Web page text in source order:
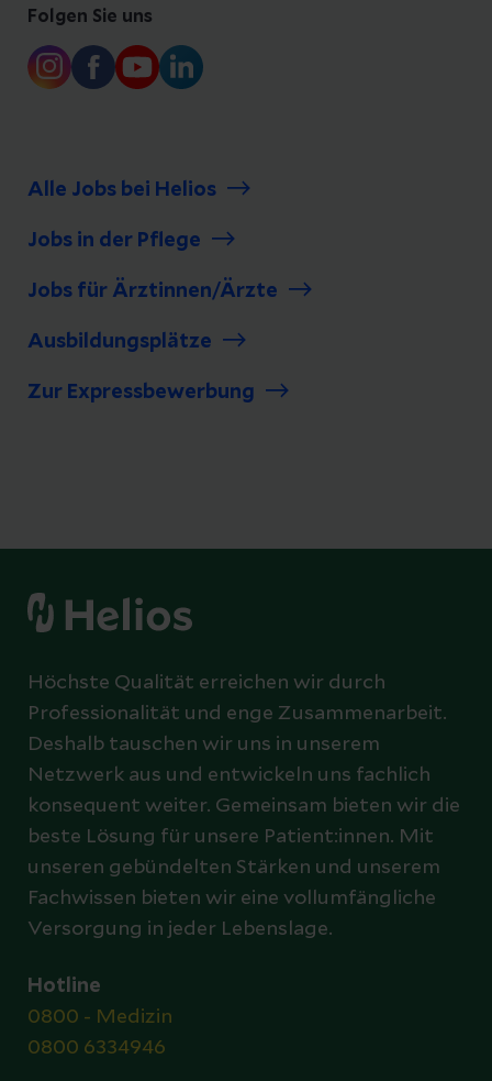
Folgen Sie uns
Alle Jobs bei Helios
Jobs in der Pflege
Jobs für Ärztinnen/Ärzte
Ausbildungsplätze
Zur Expressbewerbung
Höchste Qualität erreichen wir durch
Professionalität und enge Zusammenarbeit.
Deshalb tauschen wir uns in unserem
Netzwerk aus und entwickeln uns fachlich
konsequent weiter. Gemeinsam bieten wir die
beste Lösung für unsere Patient:innen. Mit
unseren gebündelten Stärken und unserem
Fachwissen bieten wir eine vollumfängliche
Versorgung in jeder Lebenslage.
Hotline
0800 - Medizin
0800 6334946